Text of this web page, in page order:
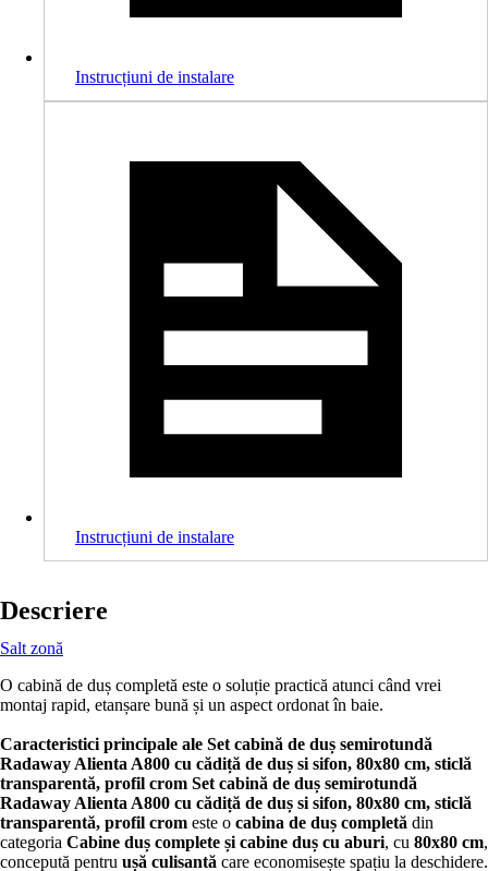
Instrucțiuni de instalare
Instrucțiuni de instalare
Descriere
Salt zonă
O cabină de duș completă este o soluție practică atunci când vrei
montaj rapid, etanșare bună și un aspect ordonat în baie.
Caracteristici principale ale Set cabină de duș semirotundă
Radaway Alienta A800 cu cădiță de duș si sifon, 80x80 cm, sticlă
transparentă, profil crom Set cabină de duș semirotundă
Radaway Alienta A800 cu cădiță de duș si sifon, 80x80 cm, sticlă
transparentă, profil crom este o cabina de duș completă din
categoria Cabine duș complete și cabine duș cu aburi, cu 80x80 cm,
concepută pentru ușă culisantă care economisește spațiu la deschidere.